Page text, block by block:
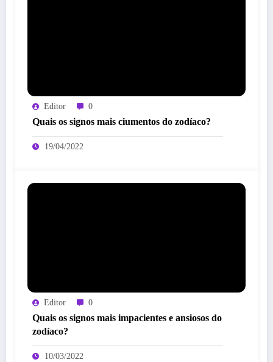
Editor 0
Quais os signos mais ciumentos do zodíaco?
19/04/2022
Editor 0
Quais os signos mais impacientes e ansiosos do
zodíaco?
10/03/2022